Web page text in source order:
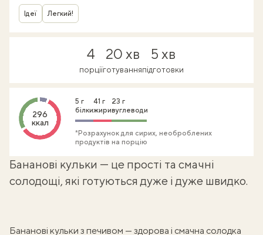
Ідеї Легкий!
4
порції
20 хв
готування
5 хв
підготовки
296
ккал
5 г
білки
41 г
жири
23 г
вуглеводи
*Розрахунок для сирих, необроблених
продуктів на порцію
Бананові кульки — це прості та смачні
солодощі, які готуються дуже і дуже швидко.
Бананові кульки з печивом — здорова і смачна солодка